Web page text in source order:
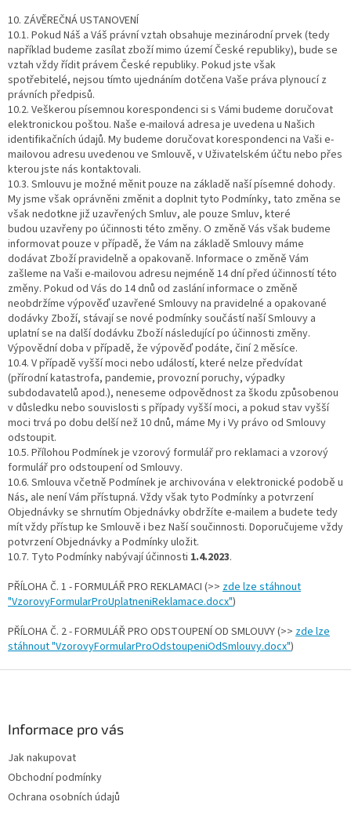
10. ZÁVĚREČNÁ USTANOVENÍ
10.1. Pokud Náš a Váš právní vztah obsahuje mezinárodní prvek (tedy
například budeme zasílat zboží mimo území České republiky), bude se
vztah vždy řídit právem České republiky. Pokud jste však
spotřebitelé, nejsou tímto ujednáním dotčena Vaše práva plynoucí z
právních předpisů.
10.2. Veškerou písemnou korespondenci si s Vámi budeme doručovat
elektronickou poštou. Naše e-mailová adresa je uvedena u Našich
identifikačních údajů. My budeme doručovat korespondenci na Vaši e-
mailovou adresu uvedenou ve Smlouvě, v Uživatelském účtu nebo přes
kterou jste nás kontaktovali.
10.3. Smlouvu je možné měnit pouze na základě naší písemné dohody.
My jsme však oprávněni změnit a doplnit tyto Podmínky, tato změna se
však nedotkne již uzavřených Smluv, ale pouze Smluv, které
budou uzavřeny po účinnosti této změny. O změně Vás však budeme
informovat pouze v případě, že Vám na základě Smlouvy máme
dodávat Zboží pravidelně a opakovaně. Informace o změně Vám
zašleme na Vaši e-mailovou adresu nejméně 14 dní před účinností této
změny. Pokud od Vás do 14 dnů od zaslání informace o změně
neobdržíme výpověď uzavřené Smlouvy na pravidelné a opakované
dodávky Zboží, stávají se nové podmínky součástí naší Smlouvy a
uplatní se na další dodávku Zboží následující po účinnosti změny.
Výpovědní doba v případě, že výpověď podáte, činí 2 měsíce.
10.4. V případě vyšší moci nebo událostí, které nelze předvídat
(přírodní katastrofa, pandemie, provozní poruchy, výpadky
subdodavatelů apod.), neneseme odpovědnost za škodu způsobenou
v důsledku nebo souvislosti s případy vyšší moci, a pokud stav vyšší
moci trvá po dobu delší než 10 dnů, máme My i Vy právo od Smlouvy
odstoupit.
10.5. Přílohou Podmínek je vzorový formulář pro reklamaci a vzorový
formulář pro odstoupení od Smlouvy.
10.6. Smlouva včetně Podmínek je archivována v elektronické podobě u
Nás, ale není Vám přístupná. Vždy však tyto Podmínky a potvrzení
Objednávky se shrnutím Objednávky obdržíte e-mailem a budete tedy
mít vždy přístup ke Smlouvě i bez Naší součinnosti. Doporučujeme vždy
potvrzení Objednávky a Podmínky uložit.
10.7. Tyto Podmínky nabývají účinnosti 1.4.2023.
PŘÍLOHA Č. 1 - FORMULÁŘ PRO REKLAMACI (>> zde lze stáhnout
"VzorovyFormularProUplatneniReklamace.docx")
PŘÍLOHA Č. 2 - FORMULÁŘ PRO ODSTOUPENÍ OD SMLOUVY (>> zde lze
stáhnout "VzorovyFormularProOdstoupeniOdSmlouvy.docx")
Informace pro vás
Jak nakupovat
Obchodní podmínky
Ochrana osobních údajů